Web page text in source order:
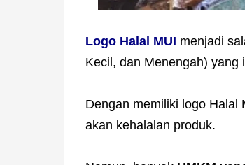
Logo Halal MUI menjadi
Kecil, dan Menengah) yang
Dengan memiliki logo Halal
akan kehalalan produk.